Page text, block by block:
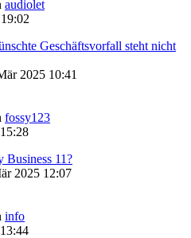
audiolet
Geschäftsvorfall steht nicht
2025 10:41
fossy123
Business 11?
2025 12:07
info